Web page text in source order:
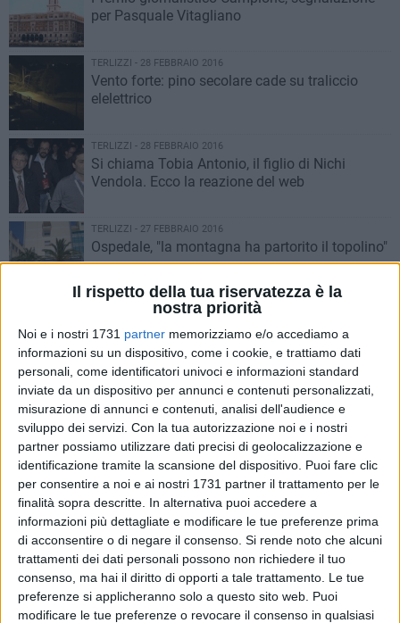
Il rispetto della tua riservatezza è la
nostra priorità
Noi e i nostri 1731 partner memorizziamo e/o accediamo a
informazioni su un dispositivo, come i cookie, e trattiamo dati
personali, come identificatori univoci e informazioni standard
inviate da un dispositivo per annunci e contenuti personalizzati,
misurazione di annunci e contenuti, analisi dell'audience e
sviluppo dei servizi. Con la tua autorizzazione noi e i nostri
partner possiamo utilizzare dati precisi di geolocalizzazione e
identificazione tramite la scansione del dispositivo. Puoi fare clic
per consentire a noi e ai nostri 1731 partner il trattamento per le
finalità sopra descritte. In alternativa puoi accedere a
informazioni più dettagliate e modificare le tue preferenze prima
di acconsentire o di negare il consenso. Si rende noto che alcuni
trattamenti dei dati personali possono non richiedere il tuo
consenso, ma hai il diritto di opporti a tale trattamento. Le tue
preferenze si applicheranno solo a questo sito web. Puoi
modificare le tue preferenze o revocare il consenso in qualsiasi
per Pasquale Vitagliano
TERLIZZI - 28 FEBBRAIO 2016
Vento forte: pino secolare cade su traliccio
elelettrico
TERLIZZI - 28 FEBBRAIO 2016
Si chiama Tobia Antonio, il figlio di Nichi
Vendola. Ecco la reazione del web
TERLIZZI - 27 FEBBRAIO 2016
Ospedale, "la montagna ha partorito il topolino"
TERLIZZI - 26 FEBBRAIO 2016
Chiusura Ospedale, Terlizzi scende in piazza
TERLIZZI - 26 FEBBRAIO 2016
Sorpresa, in parrocchia c'è il vescovo
TERLIZZI - 26 FEBBRAIO 2016
Sale giochi lontane dalle scuole e solo in
alcune fasce orarie
TERLIZZI - 24 FEBBRAIO 2016
Gemmato in tv: "Contro la chiusura del
Sarcone serve una mobilitazione"